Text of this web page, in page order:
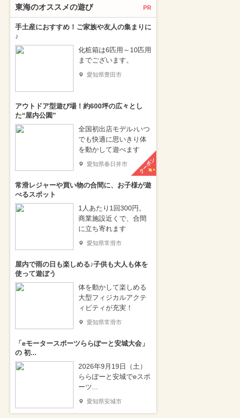
東海のオススメの遊び PR
手土産におすすめ！ご家族や友人の集まりに
♪
化粧箱は6匹用～10匹用
までございます。
愛知県豊田市
アウトドア型遊び場！約600坪の広々とし
た“屋内公園”
全国初出店モデル♪いつ
でも快適に思いきり体
を動かして遊べます
愛知県春日井市 クーポン
常滑レジャーや買い物の合間に、お子様が遊
べるスポット
1人あたり1回300円。
商業施設近くで、合間
に立ち寄れます
愛知県常滑市
屋内で雨の日も楽しめる♪子供も大人も体を
使って遊ぼう
体を動かして楽しめる
大型フィジカルアクテ
ィビティが充実！
愛知県常滑市
「eモータースポーツららぽーと安城大会」
の 初...
2026年9月19日（土）
ららぽーと安城でeスポ
ーツ...
愛知県安城市